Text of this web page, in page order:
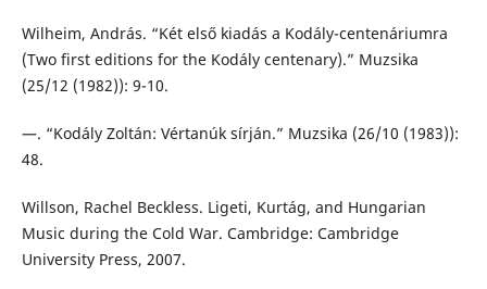
Wilheim, András. “Két első kiadás a Kodály-centenáriumra
(Two first editions for the Kodály centenary).” Muzsika
(25/12 (1982)): 9-10.
—. “Kodály Zoltán: Vértanúk sírján.” Muzsika (26/10 (1983)):
48.
Willson, Rachel Beckless. Ligeti, Kurtág, and Hungarian
Music during the Cold War. Cambridge: Cambridge
University Press, 2007.